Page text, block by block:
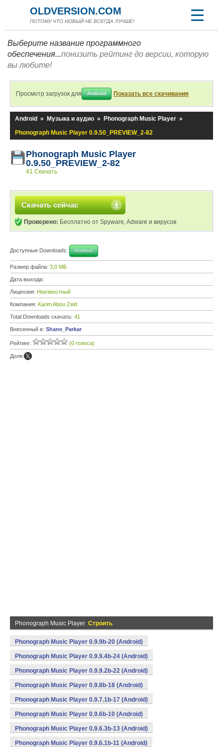
OLDVERSION.COM
ПОТОМУ ЧТО НОВЫЙ НЕ ВСЕГДА ЛУЧШЕ!
Выберите название программного
обеспечения...понизить рейтинг до версии, которую
вы любите!
Просмотр загрузок для Android Показать все скачивания
Android » Музыка и аудио » Phonograph Music Player »
Phonograph Music Player 0.9.50_PREVIEW_2-82
Phonograph Music Player
0.9.50_PREVIEW_2-82
41 Скачать
Скачать сейчас
Проверено: Бесплатно от Spyware, Adware и вирусов
Доступные Downloads: Android
Размер файла: 3,0 МБ
Дата выхода:
Лицензия: Неизвестный
Компания: Karim Abou Zeid
Total Downloads скачать: 41
Внесенный в: Shane_Parkar
Рейтинг: (0 голоса)
Доля:
Phonograph Music Player Строить
Phonograph Music Player 0.9.9b-20 (Android)
Phonograph Music Player 0.9.9.4b-24 (Android)
Phonograph Music Player 0.9.9.2b-22 (Android)
Phonograph Music Player 0.9.8b-18 (Android)
Phonograph Music Player 0.9.7.1b-17 (Android)
Phonograph Music Player 0.9.6b-10 (Android)
Phonograph Music Player 0.9.6.3b-13 (Android)
Phonograph Music Player 0.9.6.1b-11 (Android)